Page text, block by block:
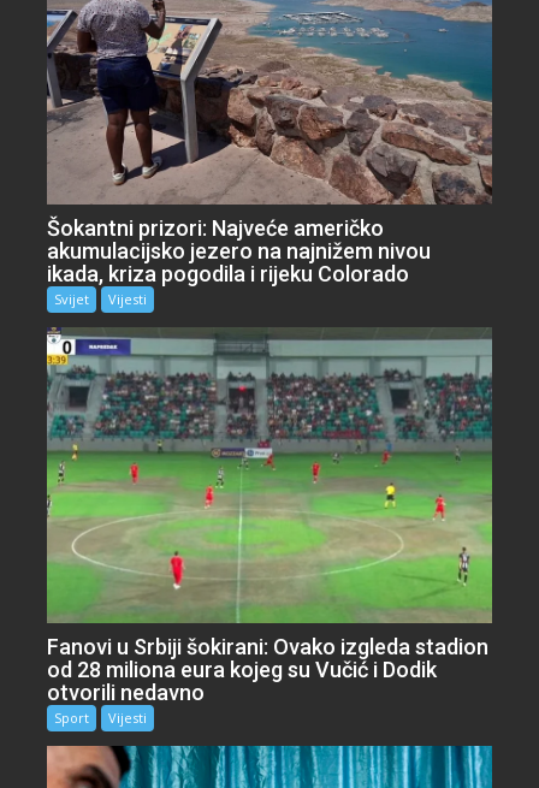
Šokantni prizori: Najveće američko
akumulacijsko jezero na najnižem nivou
ikada, kriza pogodila i rijeku Colorado
Svijet Vijesti
Fanovi u Srbiji šokirani: Ovako izgleda stadion
od 28 miliona eura kojeg su Vučić i Dodik
otvorili nedavno
Sport Vijesti